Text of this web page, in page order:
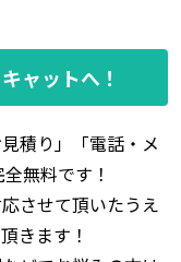
ャットへ！
積り」「電話・メ
無料です！
させて頂いたうえ
きます！